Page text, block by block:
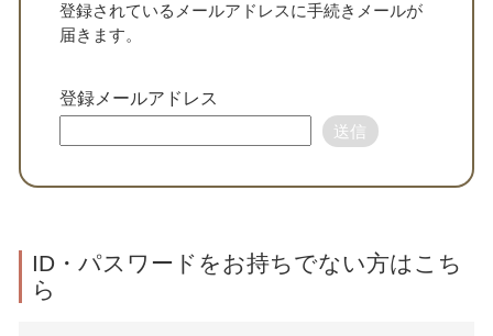
登録されているメールアドレスに手続きメールが
届きます。
登録メールアドレス
送信
ID・パスワードをお持ちでない方はこち
ら